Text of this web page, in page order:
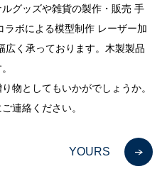
グッズや雑貨の製作・販売 手
ボによる模型制作 レーザー加
広く承っております。木製製品
物としてもいかがでしょうか。
連絡ください。
YOURS